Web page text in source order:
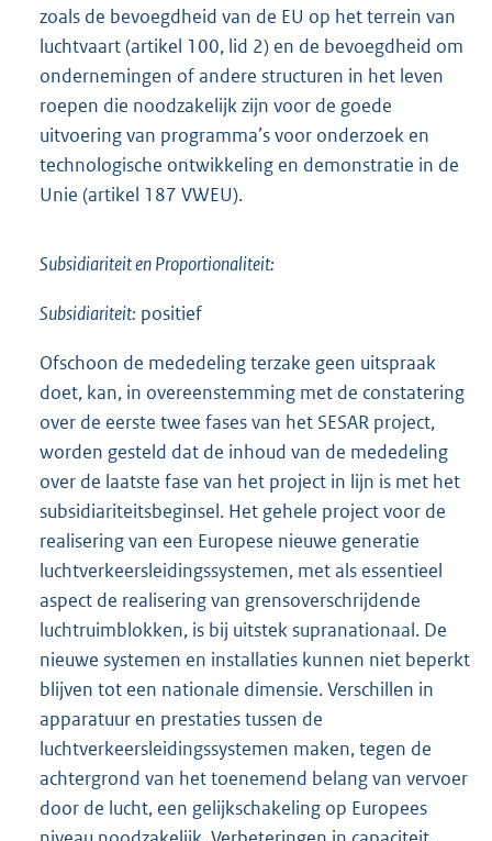
zoals de bevoegdheid van de EU op het terrein van
luchtvaart (artikel 100, lid 2) en de bevoegdheid om
ondernemingen of andere structuren in het leven
roepen die noodzakelijk zijn voor de goede
uitvoering van programma’s voor onderzoek en
technologische ontwikkeling en demonstratie in de
Unie (artikel 187 VWEU).
Subsidiariteit en Proportionaliteit:
Subsidiariteit: positief
Ofschoon de mededeling terzake geen uitspraak
doet, kan, in overeenstemming met de constatering
over de eerste twee fases van het SESAR project,
worden gesteld dat de inhoud van de mededeling
over de laatste fase van het project in lijn is met het
subsidiariteitsbeginsel. Het gehele project voor de
realisering van een Europese nieuwe generatie
luchtverkeersleidingssystemen, met als essentieel
aspect de realisering van grensoverschrijdende
luchtruimblokken, is bij uitstek supranationaal. De
nieuwe systemen en installaties kunnen niet beperkt
blijven tot een nationale dimensie. Verschillen in
apparatuur en prestaties tussen de
luchtverkeersleidingssystemen maken, tegen de
achtergrond van het toenemend belang van vervoer
door de lucht, een gelijkschakeling op Europees